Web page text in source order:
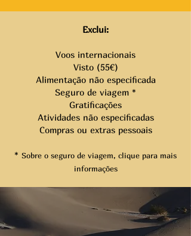
Exclui:
Voos internacionais
Visto (55€)
Alimentação não especificada
Seguro de viagem *
Gratificações
Atividades não especificadas
Compras ou extras pessoais
* Sobre o seguro de viagem, clique para mais
informações